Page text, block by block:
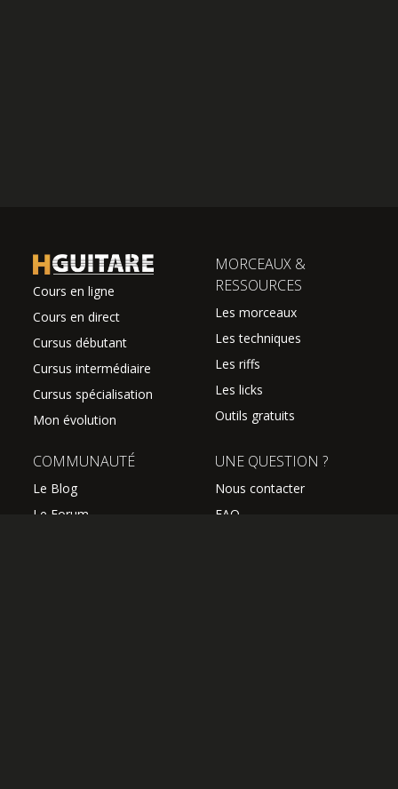
Cours en ligne
Cours en direct
Cursus débutant
Cursus intermédiaire
Cursus spécialisation
Mon évolution
MORCEAUX &
RESSOURCES
Les morceaux
Les techniques
Les riffs
Les licks
Outils gratuits
COMMUNAUTÉ
Le Blog
Le Forum
UNE QUESTION ?
Nous contacter
FAQ